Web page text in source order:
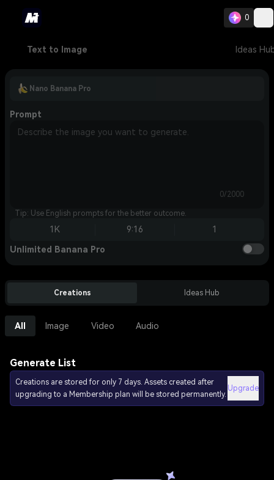
0
Text to Image Ideas
Nano Banana Pro
Prompt
0/2000
Tip: Use English prompts for the better outcome.
1K 9:16 1
Unlimited Banana Pro
Creations Ideas Hub
All Image Video Audio
Generate List
Creations are stored for only 7 days. Assets created after
upgrading to a Membership plan will be stored permanently.
Upgrade